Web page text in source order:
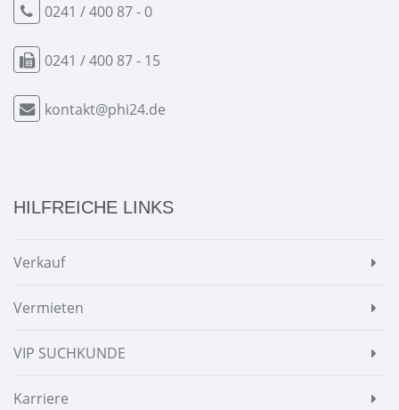
0241 / 400 87 - 0
0241 / 400 87 - 15
kontakt@phi24.de
HILFREICHE LINKS
Verkauf
Vermieten
VIP SUCHKUNDE
Karriere